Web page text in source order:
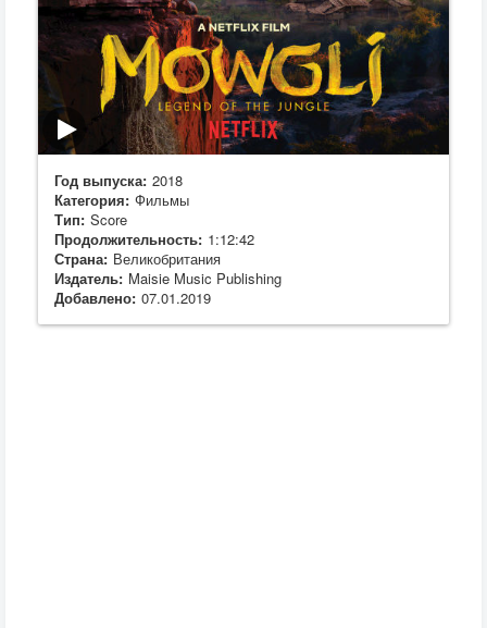
Год выпуска: 2018
Категория: Фильмы
Тип: Score
Продолжительность: 1:12:42
Страна: Великобритания
Издатель: Maisie Music Publishing
Добавлено: 07.01.2019